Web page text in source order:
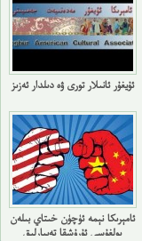
ئۇيغۇر ئانىلار تورى ۋە دىلدار ئەزىز
ئامېرىكا نېمە ئۈچۈن خىتاي بىلەن
بولغۇسى ئۇرۇشقا تەييارلىق